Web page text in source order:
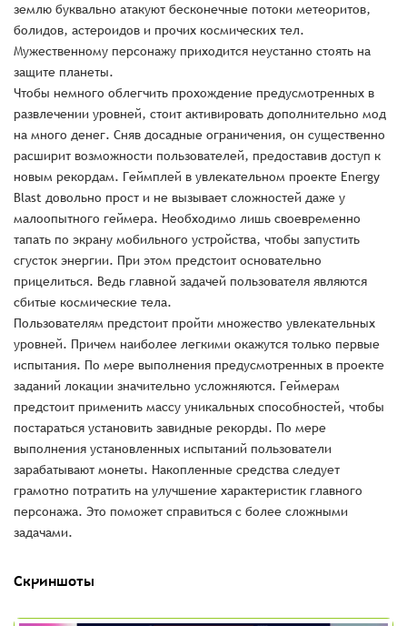
землю буквально атакуют бесконечные потоки метеоритов,
болидов, астероидов и прочих космических тел.
Мужественному персонажу приходится неустанно стоять на
защите планеты.
Чтобы немного облегчить прохождение предусмотренных в
развлечении уровней, стоит активировать дополнительно мод
на много денег. Сняв досадные ограничения, он существенно
расширит возможности пользователей, предоставив доступ к
новым рекордам. Геймплей в увлекательном проекте Energy
Blast довольно прост и не вызывает сложностей даже у
малоопытного геймера. Необходимо лишь своевременно
тапать по экрану мобильного устройства, чтобы запустить
сгусток энергии. При этом предстоит основательно
прицелиться. Ведь главной задачей пользователя являются
сбитые космические тела.
Пользователям предстоит пройти множество увлекательных
уровней. Причем наиболее легкими окажутся только первые
испытания. По мере выполнения предусмотренных в проекте
заданий локации значительно усложняются. Геймерам
предстоит применить массу уникальных способностей, чтобы
постараться установить завидные рекорды. По мере
выполнения установленных испытаний пользователи
зарабатывают монеты. Накопленные средства следует
грамотно потратить на улучшение характеристик главного
персонажа. Это поможет справиться с более сложными
задачами.
Скриншоты